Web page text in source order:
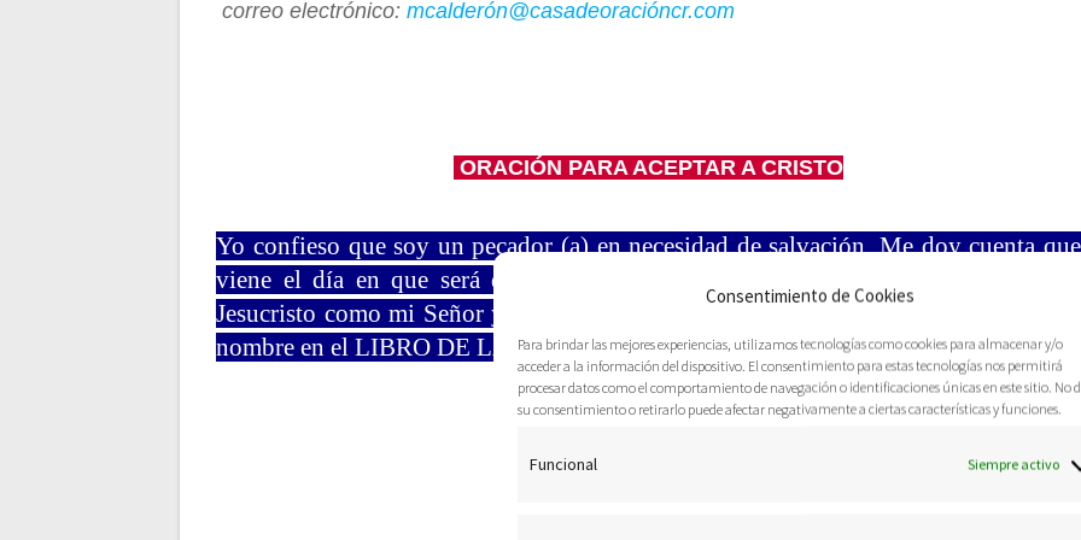
Consentimiento de Cookies
Para brindar las mejores experiencias, utilizamos tecnologías como cookies para almacenar y/o
acceder a la información del dispositivo. El consentimiento para estas tecnologías nos permitirá
procesar datos como el comportamiento de navegación o identificaciones únicas en este sitio. No
su consentimiento o retirarlo puede afectar negativamente a ciertas características y funciones.
Funcional Siempre activo
correo electrónico:mcalderón@casadeoracióncr.com
ORACIÓN PARA ACEPTAR A CRISTO
Yo confieso que soy un pecador (a) en necesidad de salvación. Me doy cuenta que
viene el día en que será demasiado tarde para ser salvo (a). Yo te recibo ahora
Jesucristo como mi Señor y Salvador personal; perdona mis pecados e inscribe mi
nombre en el LIBRO DE LA VIDA ETERNA. Amén.